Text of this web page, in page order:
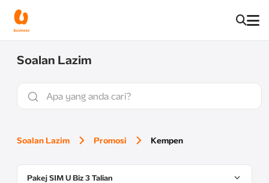
Soalan Lazim
Soalan Lazim Promosi Kempen
Pakej SIM U Biz 3 Talian